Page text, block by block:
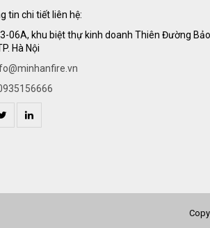
tin chi tiết liên hệ:
06A, khu biệt thự kinh doanh Thiên Đường
Hà Nội